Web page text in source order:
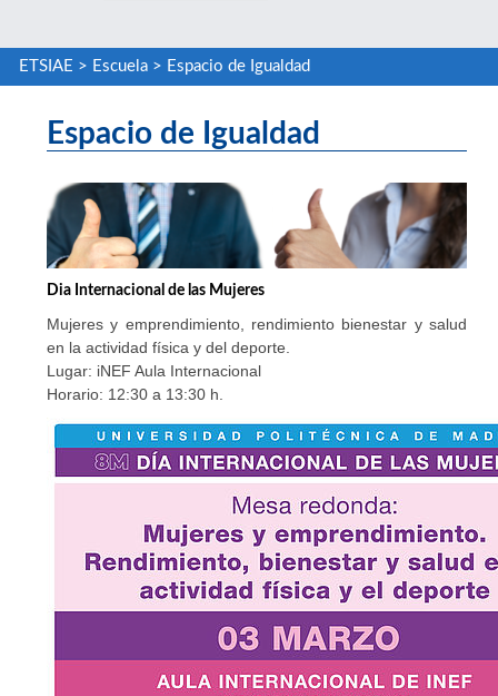
ETSIAE > Escuela> Espacio de Igualdad
Espacio de Igualdad
Dia Internacional de las Mujeres
Mujeres y emprendimiento, rendimiento bienestar y salud
en la actividad física y del deporte.
Lugar: iNEF Aula Internacional
Horario: 12:30 a 13:30 h.